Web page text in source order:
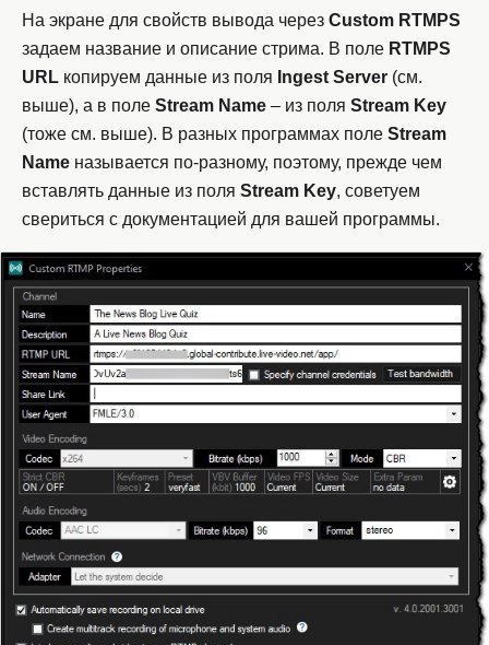
На экране для свойств вывода через Custom RTMPS
задаем название и описание стрима. В поле RTMPS
URL копируем данные из поля Ingest Server (см.
выше), а в поле Stream Name – из поля Stream Key
(тоже см. выше). В разных программах поле Stream
Name называется по-разному, поэтому, прежде чем
вставлять данные из поля Stream Key, советуем
свериться с документацией для вашей программы.